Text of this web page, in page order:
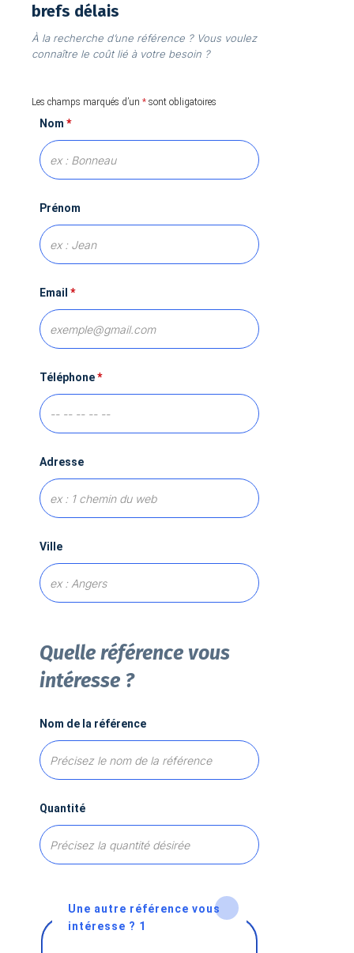
brefs délais
À la recherche d’une référence ? Vous voulez
connaître le coût lié à votre besoin ?
Les champs marqués d’un * sont obligatoires
Nom *
Prénom
Email *
Téléphone*
Adresse
Ville
Quelle référence vous
intéresse ?
Nom de la référence
Quantité
Une autre référence vous
intéresse ? 1